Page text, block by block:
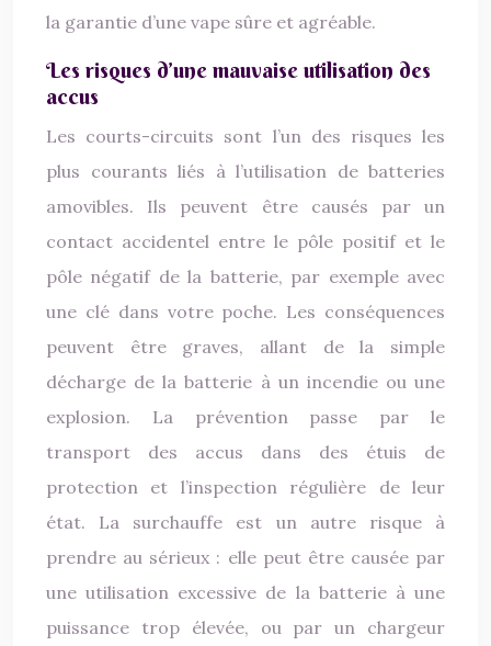
la garantie d’une vape sûre et agréable.
Les risques d’une mauvaise utilisation des
accus
Les courts-circuits sont l’un des risques les
plus courants liés à l’utilisation de batteries
amovibles. Ils peuvent être causés par un
contact accidentel entre le pôle positif et le
pôle négatif de la batterie, par exemple avec
une clé dans votre poche. Les conséquences
peuvent être graves, allant de la simple
décharge de la batterie à un incendie ou une
explosion. La prévention passe par le
transport des accus dans des étuis de
protection et l’inspection régulière de leur
état. La surchauffe est un autre risque à
prendre au sérieux : elle peut être causée par
une utilisation excessive de la batterie à une
puissance trop élevée, ou par un chargeur